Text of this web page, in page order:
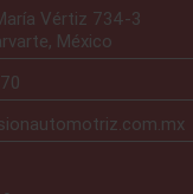
Vértiz 734-3
México